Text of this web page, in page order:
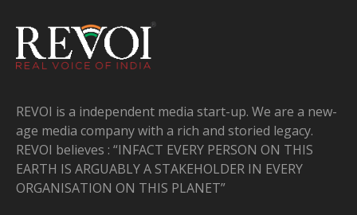
REVOI is a independent media start-up. We are a new-
age media company with a rich and storied legacy.
REVOI believes : “INFACT EVERY PERSON ON THIS
EARTH IS ARGUABLY A STAKEHOLDER IN EVERY
ORGANISATION ON THIS PLANET”